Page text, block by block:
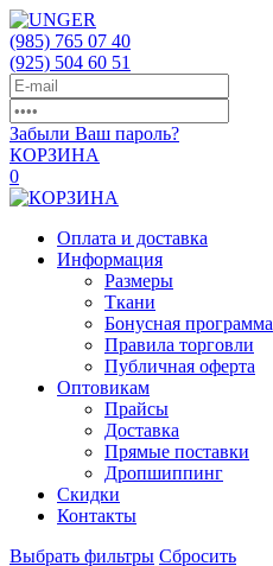
(985) 765 07 40
(925) 504 60 51
Забыли Ваш пароль?
КОРЗИНА
0
Оплата и доставка
Информация
Размеры
Ткани
Бонусная программа
Правила торговли
Публичная оферта
Оптовикам
Прайсы
Доставка
Прямые поставки
Дропшиппинг
Скидки
Контакты
Выбрать фильтры Сбросить